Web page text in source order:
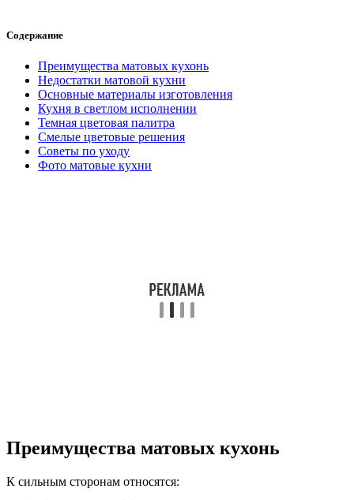
Содержание
Преимущества матовых кухонь
Недостатки матовой кухни
Основные материалы изготовления
Кухня в светлом исполнении
Темная цветовая палитра
Смелые цветовые решения
Советы по уходу
Фото матовые кухни
Преимущества матовых кухонь
К сильным сторонам относятся: